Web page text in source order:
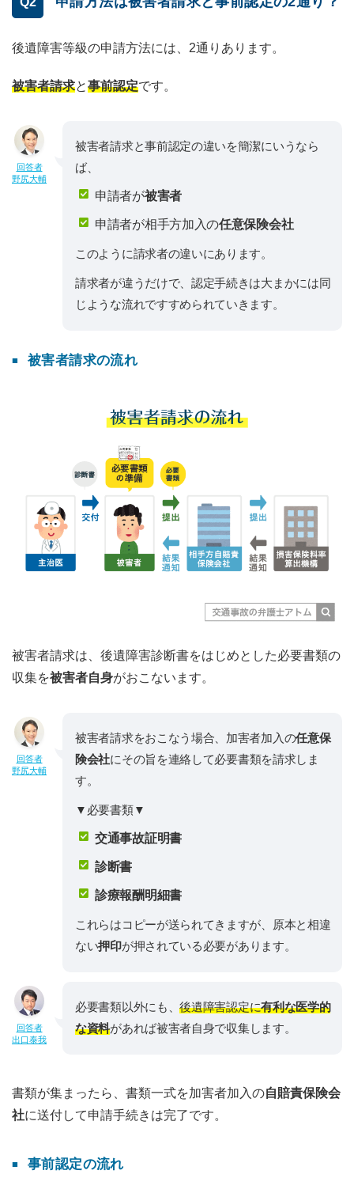
後遺障害等級の申請方法には、2通りあります。
被害者請求と事前認定です。
回答者
野尻大輔
被害者請求と事前認定の違いを簡潔にいうなら
ば、
申請者が被害者
申請者が相手方加入の任意保険会社
このように請求者の違いにあります。
請求者が違うだけで、認定手続きは大まかには同
じような流れですすめられていきます。
被害者請求の流れ
被害者請求は、後遺障害診断書をはじめとした必要書類の
収集を被害者自身がおこないます。
回答者
野尻大輔
被害者請求をおこなう場合、加害者加入の任意保
険会社にその旨を連絡して必要書類を請求しま
す。
▼必要書類▼
交通事故証明書
診断書
診療報酬明細書
これらはコピーが送られてきますが、原本と相違
ない押印が押されている必要があります。
回答者
出口泰我
必要書類以外にも、後遺障害認定に有利な医学的
な資料があれば被害者自身で収集します。
書類が集まったら、書類一式を加害者加入の自賠責保険会
社に送付して申請手続きは完了です。
事前認定の流れ